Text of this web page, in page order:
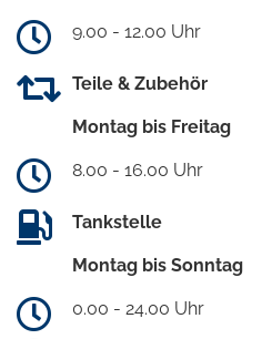
9.00 - 12.00 Uhr
Teile & Zubehör
Montag bis Freitag
8.00 - 16.00 Uhr
Tankstelle
Montag bis Sonntag
0.00 - 24.00 Uhr